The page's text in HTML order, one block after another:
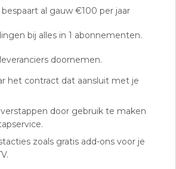
al gauw €100 per jaar
bij alles in 1 abonnementen.
doornemen.
het contract dat aansluit met je
door gebruik te maken
zoals gratis add-ons voor je